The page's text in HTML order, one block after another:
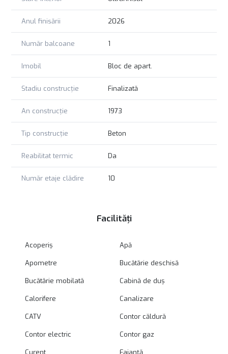
Anul finisării 2026
Număr balcoane 1
Imobil Bloc de apart.
Stadiu construcție Finalizată
An construcție 1973
Tip construcție Beton
Reabilitat termic Da
Număr etaje clădire 10
Facilități
Acoperiș Apă
Apometre Bucătărie deschisă
Bucătărie mobilată Cabină de duș
Calorifere Canalizare
CATV Contor căldură
Contor electric Contor gaz